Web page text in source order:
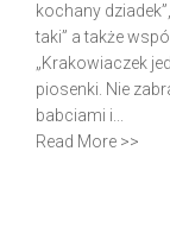
kochany
taki” a także
„Krakowiaczek
piosenki. Nie
babciami i...
Read More >>